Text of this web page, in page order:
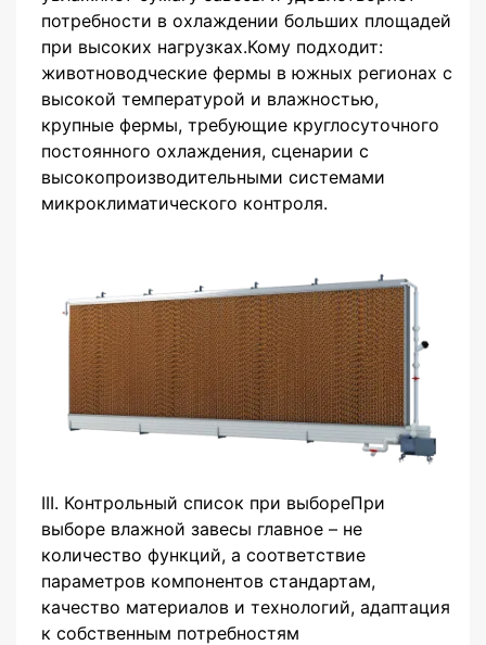
потребности в охлаждении больших площадей
при высоких нагрузках.Кому подходит:
животноводческие фермы в южных регионах с
высокой температурой и влажностью,
крупные фермы, требующие круглосуточного
постоянного охлаждения, сценарии с
высокопроизводительными системами
микроклиматического контроля.
III. Контрольный список при выбореПри
выборе влажной завесы главное – не
количество функций, а соответствие
параметров компонентов стандартам,
качество материалов и технологий, адаптация
к собственным потребностям